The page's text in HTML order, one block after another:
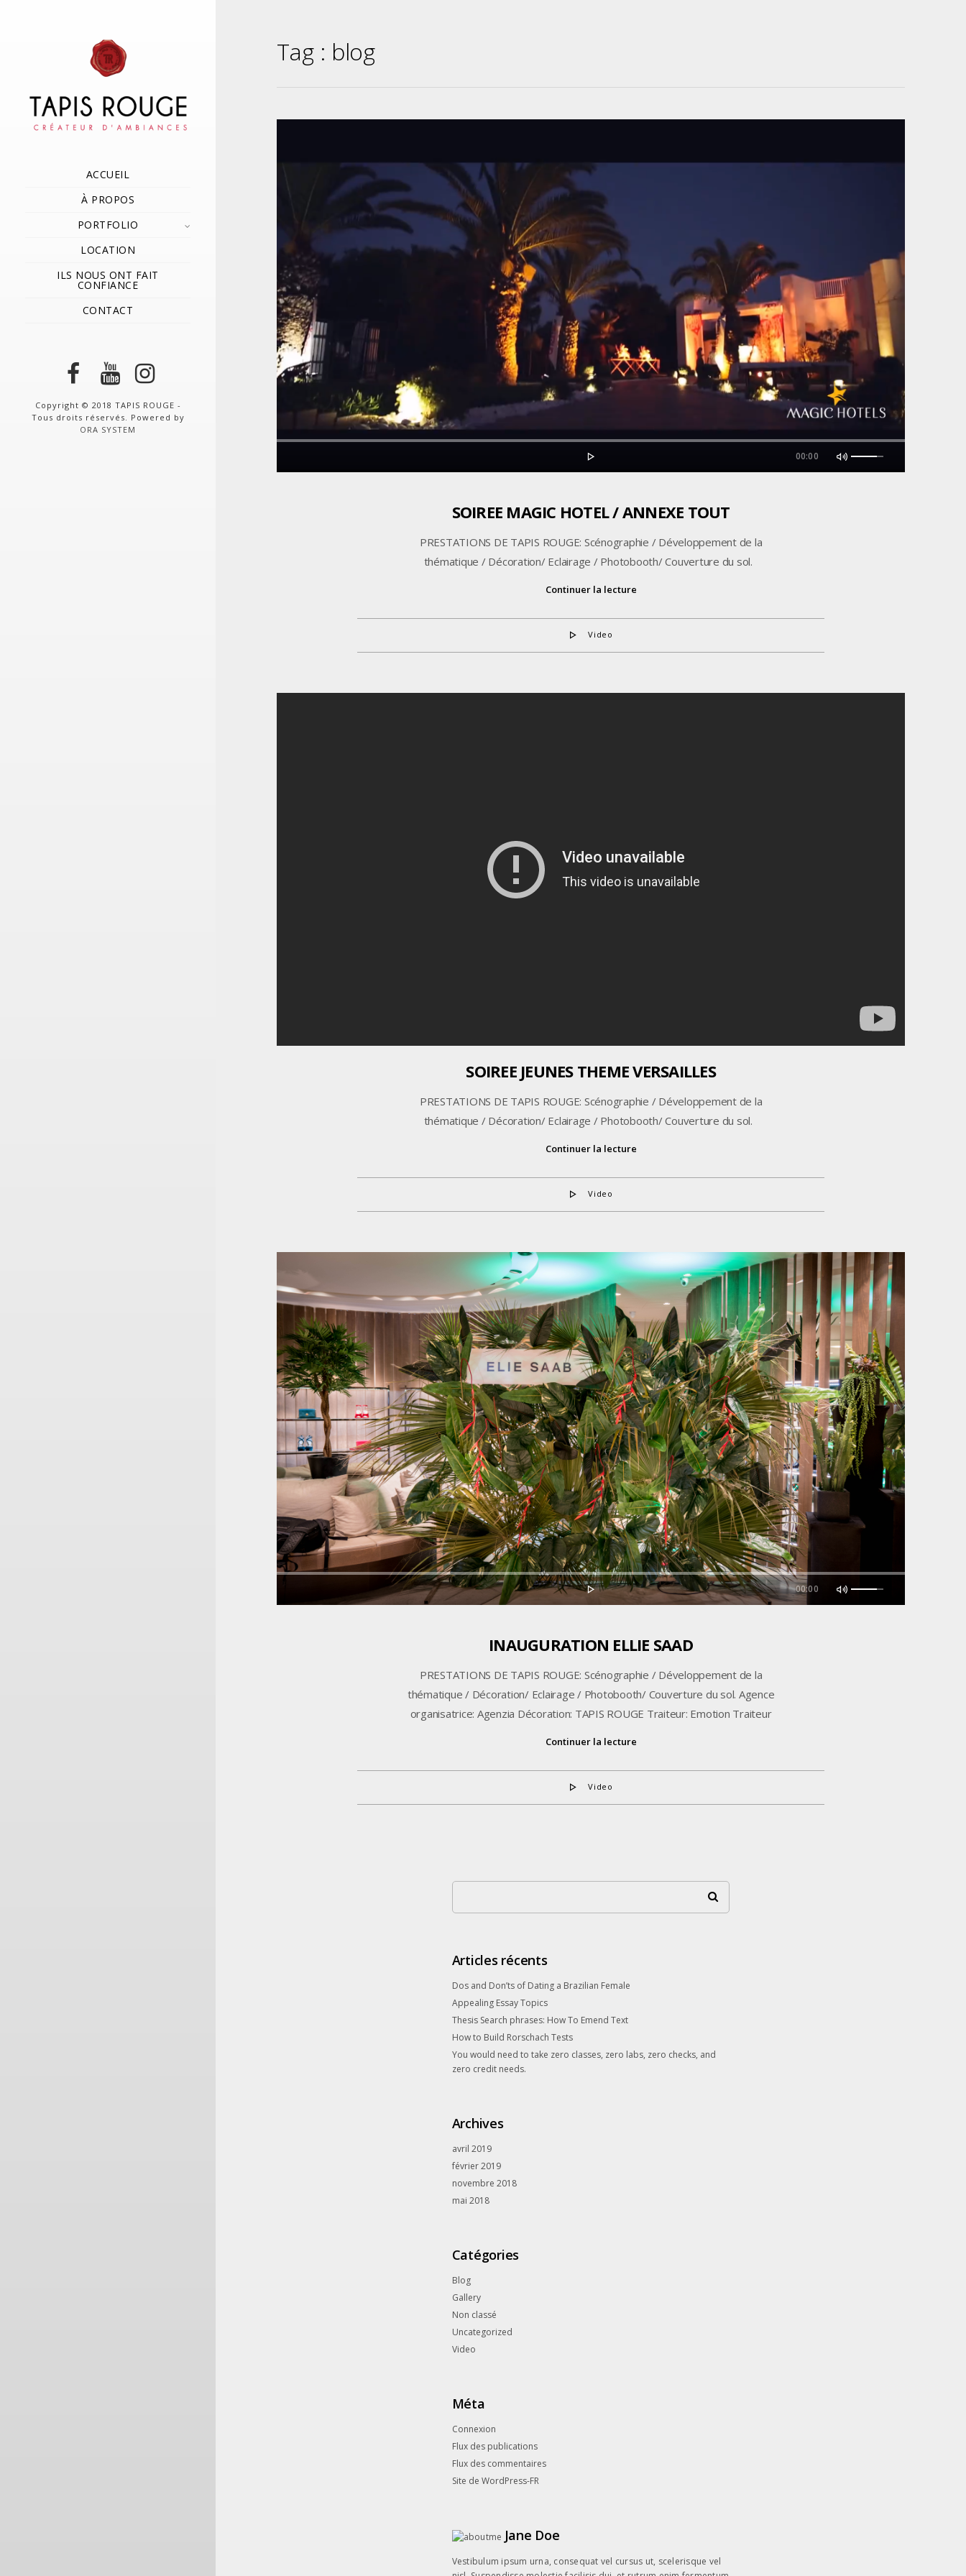
ACCUEIL
À PROPOS
PORTFOLIO
LOCATION
ILS NOUS ONT FAIT
CONFIANCE
CONTACT
Copyright © 2018 TAPIS ROUGE -
Tous droits réservés. Powered by
ORA SYSTEM
Tag : blog
00:00
SOIREE MAGIC HOTEL / ANNEXE TOUT
PRESTATIONS DE TAPIS ROUGE: Scénographie / Développement de la
thématique / Décoration/ Eclairage / Photobooth/ Couverture du sol.
Continuer la lecture
Video
SOIREE JEUNES THEME VERSAILLES
PRESTATIONS DE TAPIS ROUGE: Scénographie / Développement de la
thématique / Décoration/ Eclairage / Photobooth/ Couverture du sol.
Continuer la lecture
Video
00:00
INAUGURATION ELLIE SAAD
PRESTATIONS DE TAPIS ROUGE: Scénographie / Développement de la
thématique / Décoration/ Eclairage / Photobooth/ Couverture du sol. Agence
organisatrice: Agenzia Décoration: TAPIS ROUGE Traiteur: Emotion Traiteur
Continuer la lecture
Video
Articles récents
Dos and Don’ts of Dating a Brazilian Female
Appealing Essay Topics
Thesis Search phrases: How To Emend Text
How to Build Rorschach Tests
You would need to take zero classes, zero labs, zero checks, and
zero credit needs.
Archives
avril 2019
février 2019
novembre 2018
mai 2018
Catégories
Blog
Gallery
Non classé
Uncategorized
Video
Méta
Connexion
Flux des publications
Flux des commentaires
Site de WordPress-FR
Jane Doe
Vestibulum ipsum urna, consequat vel cursus ut, scelerisque vel